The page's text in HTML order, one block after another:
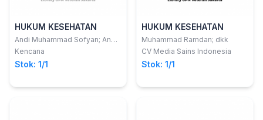
HUKUM KESEHATAN
Andi Muhammad Sofyan; Andy
Parawansa S
Kencana
Stok: 1/1
HUKUM KESEHATAN
Muhammad Ramdan; dkk
CV Media Sains Indonesia
Stok: 1/1